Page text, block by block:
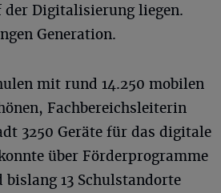
der Digitalisierung liegen.
Generation.
mit rund 14.250 mobilen
Fachbereichsleiterin
3250 Geräte für das digitale
über Förderprogramme
13 Schulstandorte